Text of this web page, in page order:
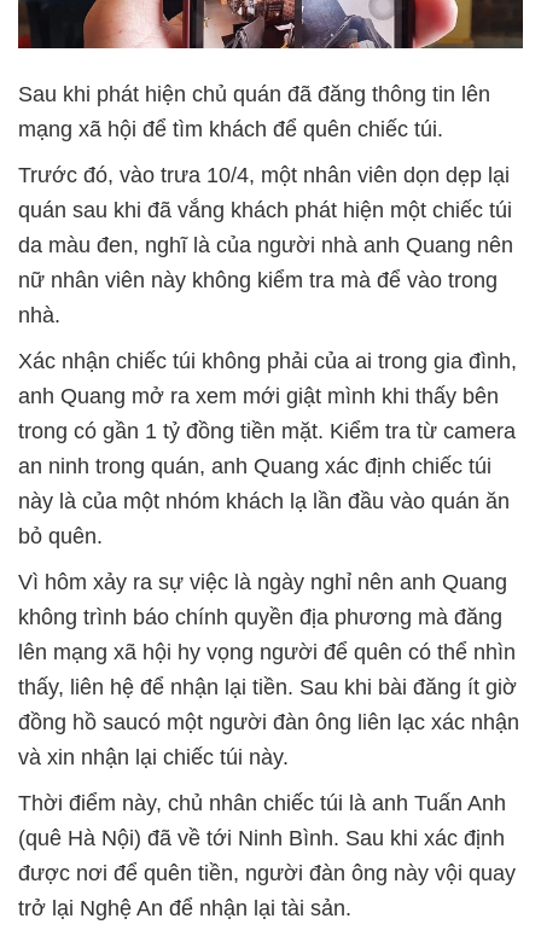
Sau khi phát hiện chủ quán đã đăng thông tin lên
mạng xã hội để tìm khách để quên chiếc túi.
Trước đó, vào trưa 10/4, một nhân viên dọn dẹp lại
quán sau khi đã vắng khách phát hiện một chiếc túi
da màu đen, nghĩ là của người nhà anh Quang nên
nữ nhân viên này không kiểm tra mà để vào trong
nhà.
Xác nhận chiếc túi không phải của ai trong gia đình,
anh Quang mở ra xem mới giật mình khi thấy bên
trong có gần 1 tỷ đồng tiền mặt. Kiểm tra từ camera
an ninh trong quán, anh Quang xác định chiếc túi
này là của một nhóm khách lạ lần đầu vào quán ăn
bỏ quên.
Vì hôm xảy ra sự việc là ngày nghỉ nên anh Quang
không trình báo chính quyền địa phương mà đăng
lên mạng xã hội hy vọng người để quên có thể nhìn
thấy, liên hệ để nhận lại tiền. Sau khi bài đăng ít giờ
đồng hồ saucó một người đàn ông liên lạc xác nhận
và xin nhận lại chiếc túi này.
Thời điểm này, chủ nhân chiếc túi là anh Tuấn Anh
(quê Hà Nội) đã về tới Ninh Bình. Sau khi xác định
được nơi để quên tiền, người đàn ông này vội quay
trở lại Nghệ An để nhận lại tài sản.